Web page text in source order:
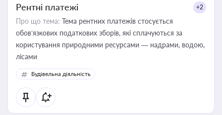
Рентні платежі +2
Про що тема: Тема рентних платежів стосується
обов’язкових податкових зборів, які сплачуються за
користування природними ресурсами — надрами, водою,
лісами
Будівельна діяльність